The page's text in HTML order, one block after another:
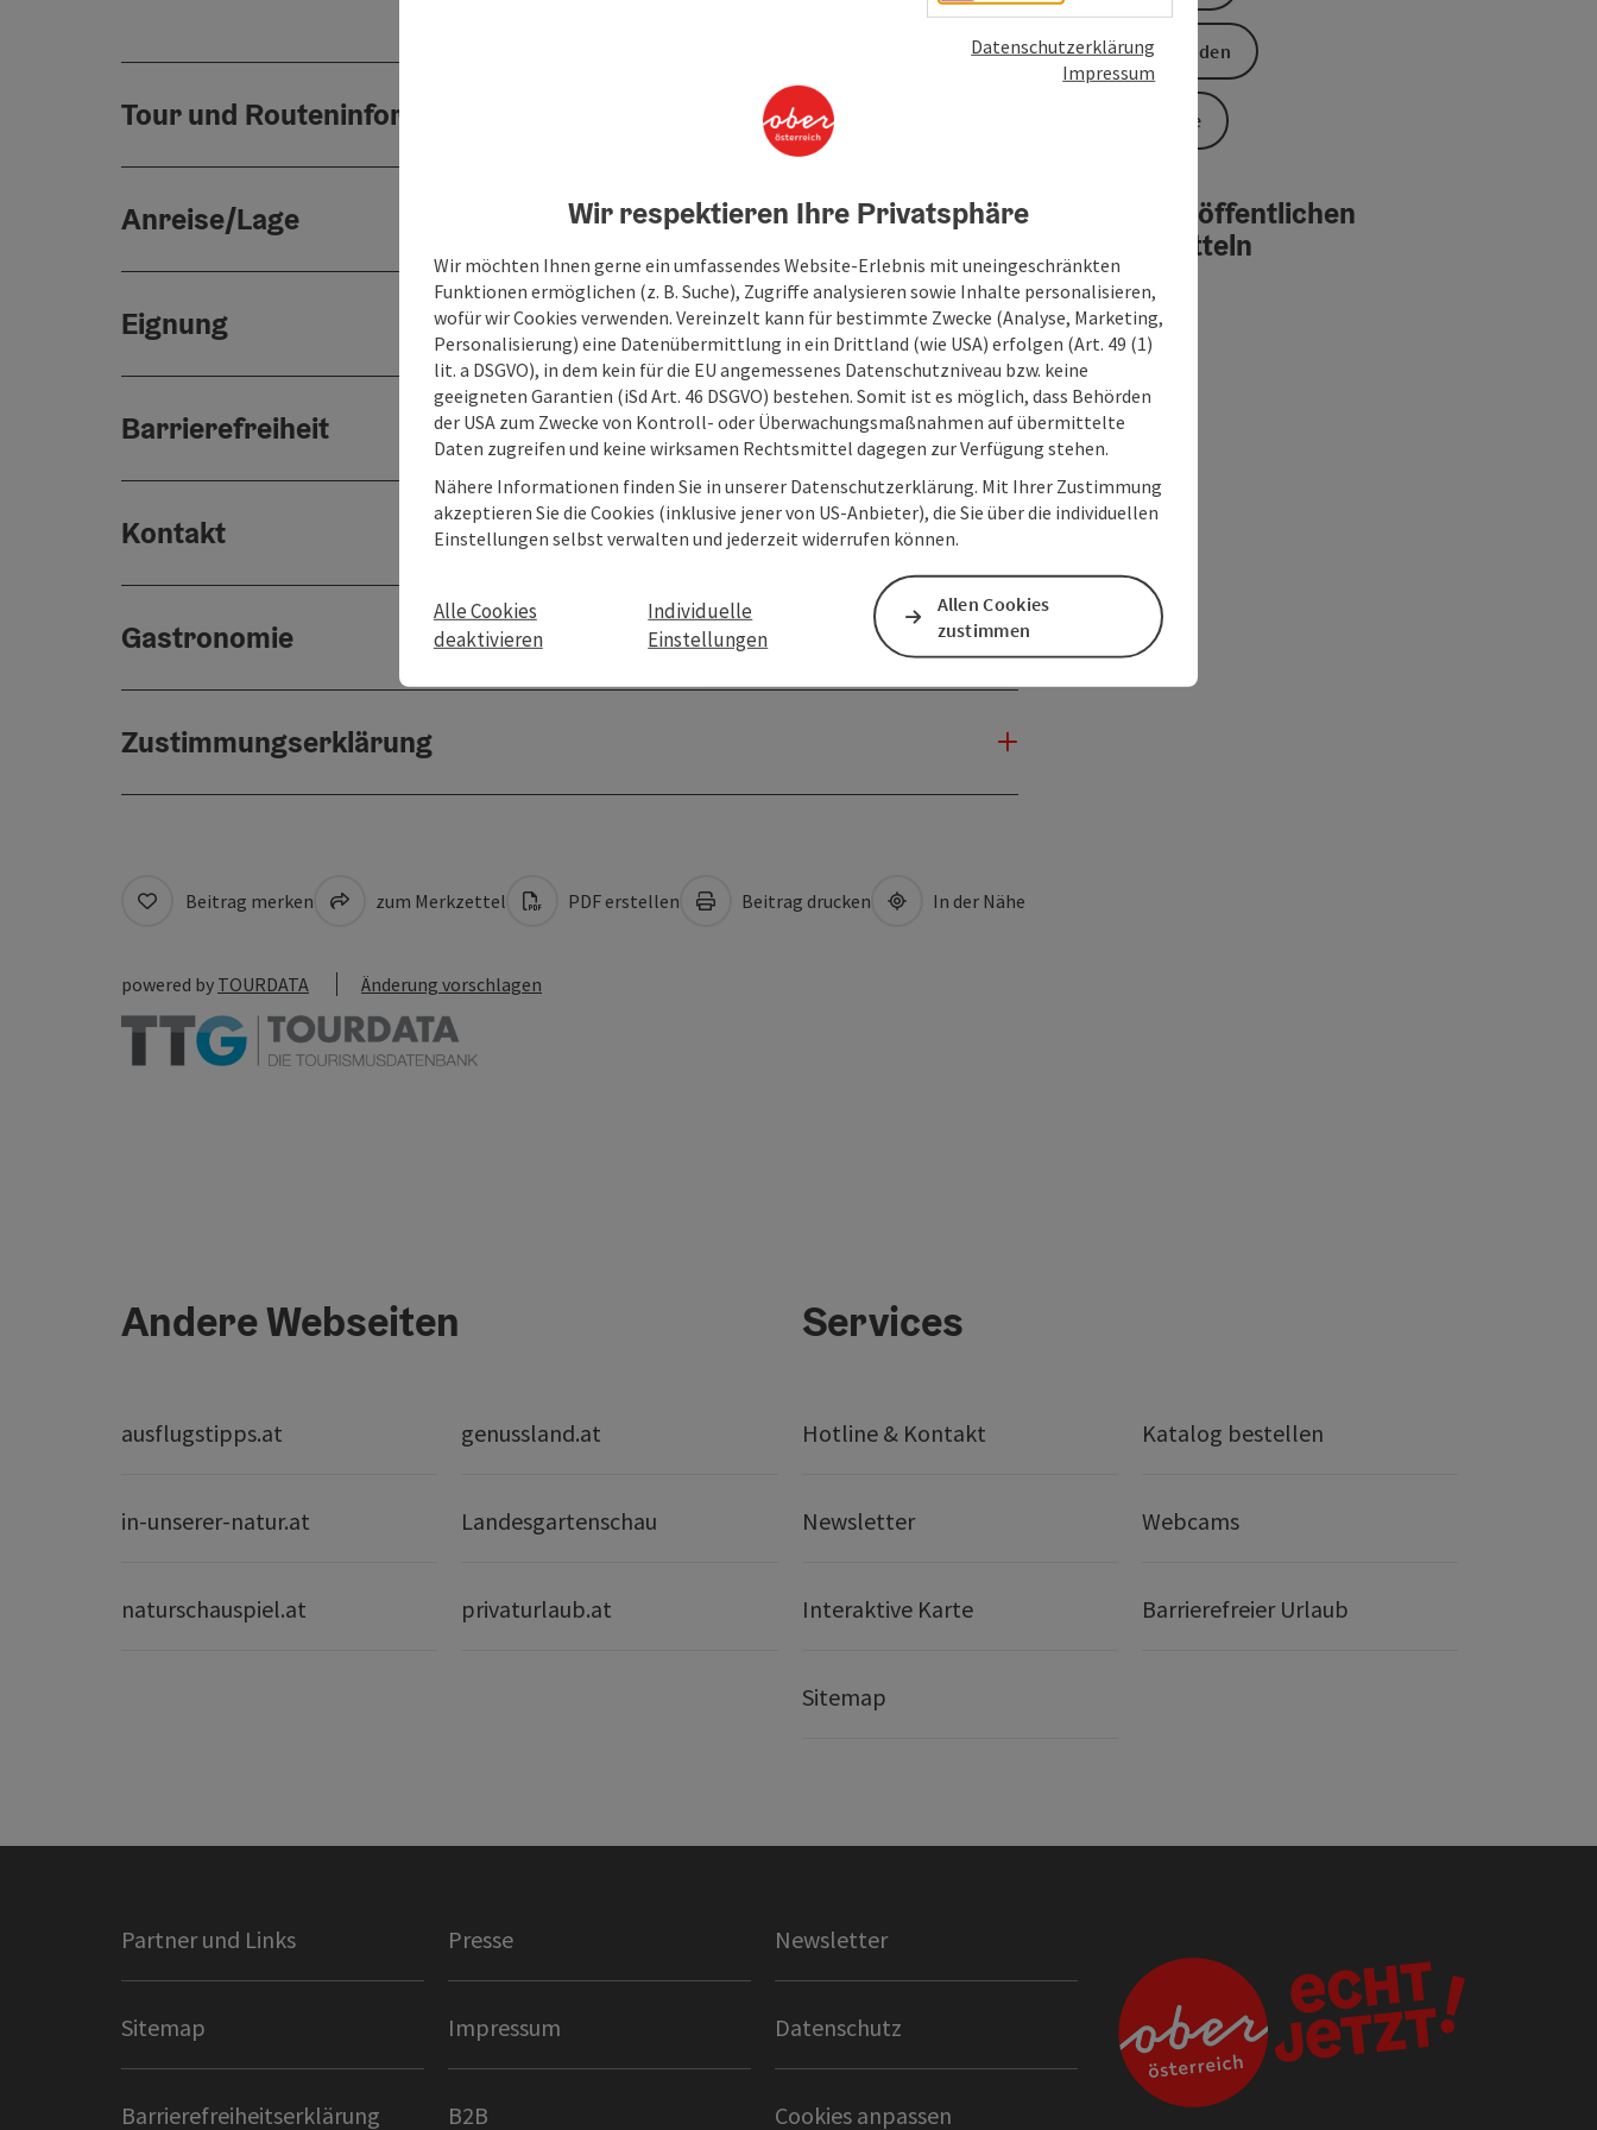
Tour und Routeninformationen
Anreise/Lage
Eignung
Barrierefreiheit
Kontakt
Gastronomie
Zustimmungserklärung
Anfrage senden
Zur Website
Anreise mit öffentlichen
Verkehrsmitteln
Beitrag merken zum Merkzettel PDF erstellen Beitrag drucken In der Nähe
powered by TOURDATA Änderung vorschlagen
Andere Webseiten
ausflugstipps.at genussland.at
in-unserer-natur.at Landesgartenschau
naturschauspiel.at privaturlaub.at
Services
Hotline & Kontakt Katalog bestellen
Newsletter Webcams
Interaktive Karte Barrierefreier Urlaub
Sitemap
Partner und Links Presse Newsletter
Sitemap Impressum Datenschutz
Barrierefreiheitserklärung B2B Cookies anpassen
Datenschutzerklärung
Impressum
Wir respektieren Ihre Privatsphäre
Wir möchten Ihnen gerne ein umfassendes Website-Erlebnis mit uneingeschränkten
Funktionen ermöglichen (z. B. Suche), Zugriffe analysieren sowie Inhalte personalisieren,
wofür wir Cookies verwenden. Vereinzelt kann für bestimmte Zwecke (Analyse, Marketing,
Personalisierung) eine Datenübermittlung in ein Drittland (wie USA) erfolgen (Art. 49 (1)
lit. a DSGVO), in dem kein für die EU angemessenes Datenschutzniveau bzw. keine
geeigneten Garantien (iSd Art. 46 DSGVO) bestehen. Somit ist es möglich, dass Behörden
der USA zum Zwecke von Kontroll- oder Überwachungsmaßnahmen auf übermittelte
Daten zugreifen und keine wirksamen Rechtsmittel dagegen zur Verfügung stehen.
Nähere Informationen finden Sie in unserer Datenschutzerklärung. Mit Ihrer Zustimmung
akzeptieren Sie die Cookies (inklusive jener von US-Anbieter), die Sie über die individuellen
Einstellungen selbst verwalten und jederzeit widerrufen können.
Alle Cookies
deaktivieren
Individuelle
Einstellungen
Allen Cookies
zustimmen